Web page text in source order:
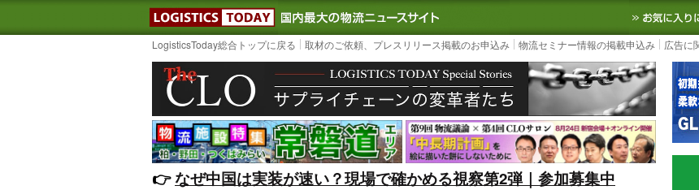
LOGISTICS TODAY｜国内最大の物流ニュースサイト3PL, SCMなど国内外の最新
LogisticsToday総合トップに戻る 取材のご依頼、プレスリリース掲載のお申込み 物流セミナー情報の掲載申込み 広告に
👉️なぜ中国は実装が速い？現場で確かめる視察第2弾｜参加募集中